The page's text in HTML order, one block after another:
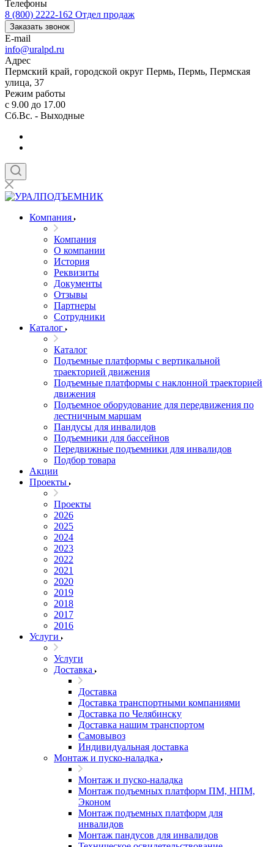
Телефоны
8 (800) 2222-162 Отдел продаж
Заказать звонок
E-mail
info@uralpd.ru
Адрес
Пермский край, городской округ Пермь, Пермь, Пермская
улица, 37
Режим работы
с 9.00 до 17.00
Сб.Вс. - Выходные
Компания
Компания
О компании
История
Реквизиты
Документы
Отзывы
Партнеры
Сотрудники
Каталог
Каталог
Подъемные платформы с вертикальной
траекторией движения
Подъемные платформы с наклонной траекторией
движения
Подъемное оборудование для передвижения по
лестничным маршам
Пандусы для инвалидов
Подъемники для бассейнов
Передвижные подъемники для инвалидов
Подбор товара
Акции
Проекты
Проекты
2026
2025
2024
2023
2022
2021
2020
2019
2018
2017
2016
Услуги
Услуги
Доставка
Доставка
Доставка транспортными компаниями
Доставка по Челябинску
Доставка нашим транспортом
Самовывоз
Индивидуальная доставка
Монтаж и пуско-наладка
Монтаж и пуско-наладка
Монтаж подъемных платформ ПМ, НПМ,
Эконом
Монтаж подъемных платформ для
инвалидов
Монтаж пандусов для инвалидов